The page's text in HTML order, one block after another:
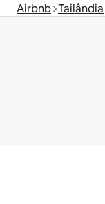
Airbnb Tailândia